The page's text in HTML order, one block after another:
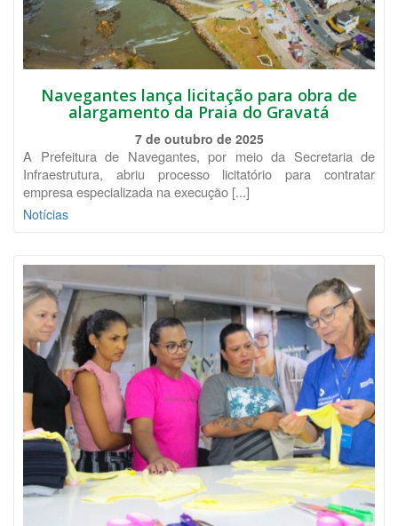
Navegantes lança licitação para obra de
alargamento da Praia do Gravatá
7 de outubro de 2025
A Prefeitura de Navegantes, por meio da Secretaria de
Infraestrutura, abriu processo licitatório para contratar
empresa especializada na execução [...]
Notícias